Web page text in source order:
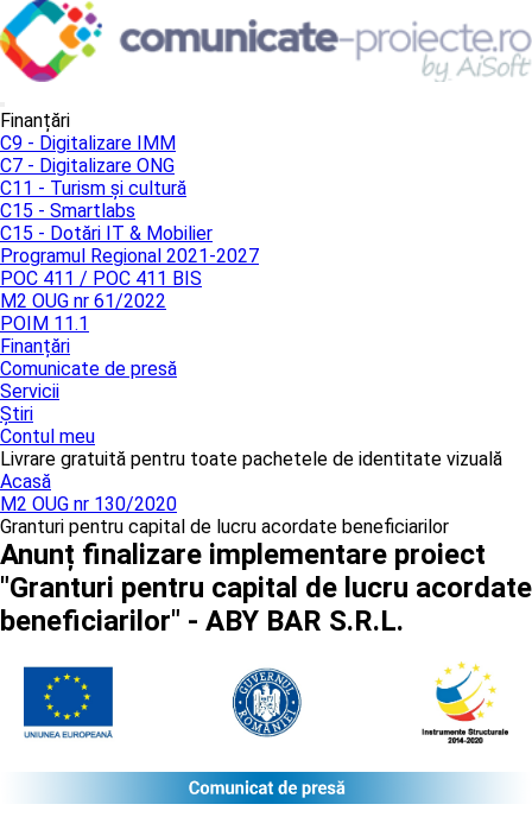
Finanțări
C9 - Digitalizare IMM
C7 - Digitalizare ONG
C11 - Turism și cultură
C15 - Smartlabs
C15 - Dotări IT & Mobilier
Programul Regional 2021-2027
POC 411 / POC 411 BIS
M2 OUG nr 61/2022
POIM 11.1
Finanțări
Comunicate de presă
Servicii
Știri
Contul meu
Livrare gratuită pentru toate pachetele de identitate vizuală
Acasă
M2 OUG nr 130/2020
Granturi pentru capital de lucru acordate beneficiarilor
Anunț finalizare implementare proiect
"Granturi pentru capital de lucru acordate
beneficiarilor" - ABY BAR S.R.L.